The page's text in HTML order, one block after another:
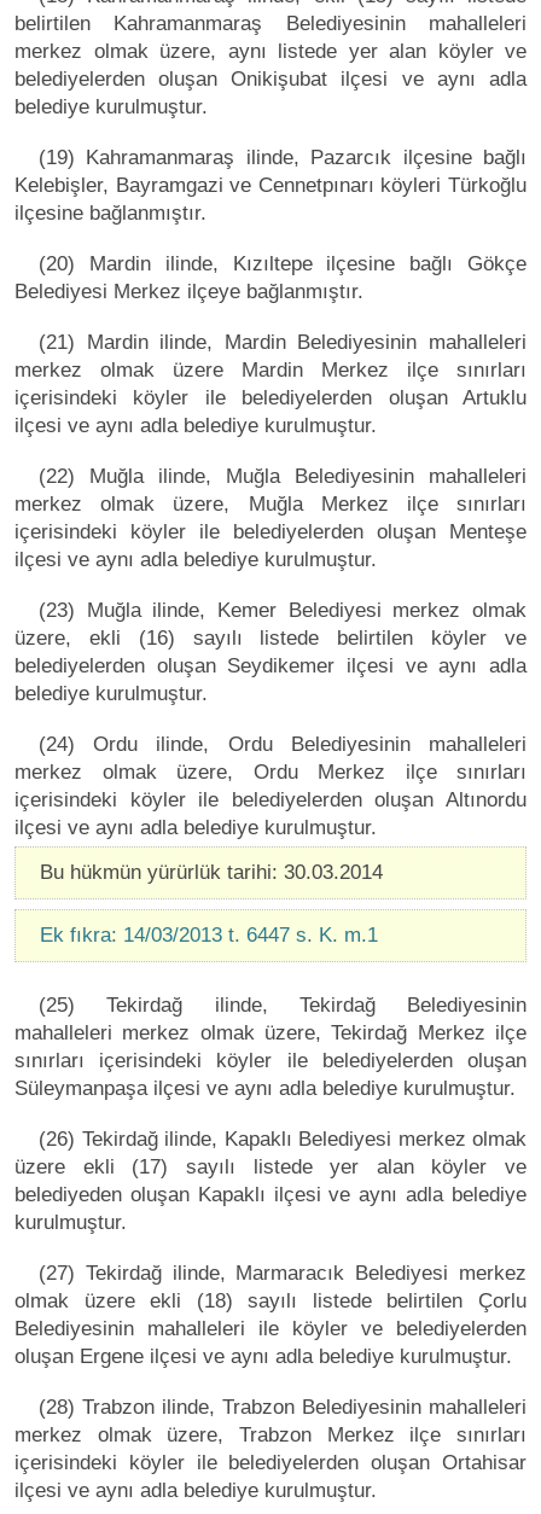
belirtilen Kahramanmaraş Belediyesinin mahalleleri
merkez olmak üzere, aynı listede yer alan köyler ve
belediyelerden oluşan Onikişubat ilçesi ve aynı adla
belediye kurulmuştur.
(19) Kahramanmaraş ilinde, Pazarcık ilçesine bağlı
Kelebişler, Bayramgazi ve Cennetpınarı köyleri Türkoğlu
ilçesine bağlanmıştır.
(20) Mardin ilinde, Kızıltepe ilçesine bağlı Gökçe
Belediyesi Merkez ilçeye bağlanmıştır.
(21) Mardin ilinde, Mardin Belediyesinin mahalleleri
merkez olmak üzere Mardin Merkez ilçe sınırları
içerisindeki köyler ile belediyelerden oluşan Artuklu
ilçesi ve aynı adla belediye kurulmuştur.
(22) Muğla ilinde, Muğla Belediyesinin mahalleleri
merkez olmak üzere, Muğla Merkez ilçe sınırları
içerisindeki köyler ile belediyelerden oluşan Menteşe
ilçesi ve aynı adla belediye kurulmuştur.
(23) Muğla ilinde, Kemer Belediyesi merkez olmak
üzere, ekli (16) sayılı listede belirtilen köyler ve
belediyelerden oluşan Seydikemer ilçesi ve aynı adla
belediye kurulmuştur.
(24) Ordu ilinde, Ordu Belediyesinin mahalleleri
merkez olmak üzere, Ordu Merkez ilçe sınırları
içerisindeki köyler ile belediyelerden oluşan Altınordu
ilçesi ve aynı adla belediye kurulmuştur.
Bu hükmün yürürlük tarihi: 30.03.2014
Ek fıkra: 14/03/2013 t. 6447 s. K. m.1
(25) Tekirdağ ilinde, Tekirdağ Belediyesinin
mahalleleri merkez olmak üzere, Tekirdağ Merkez ilçe
sınırları içerisindeki köyler ile belediyelerden oluşan
Süleymanpaşa ilçesi ve aynı adla belediye kurulmuştur.
(26) Tekirdağ ilinde, Kapaklı Belediyesi merkez olmak
üzere ekli (17) sayılı listede yer alan köyler ve
belediyeden oluşan Kapaklı ilçesi ve aynı adla belediye
kurulmuştur.
(27) Tekirdağ ilinde, Marmaracık Belediyesi merkez
olmak üzere ekli (18) sayılı listede belirtilen Çorlu
Belediyesinin mahalleleri ile köyler ve belediyelerden
oluşan Ergene ilçesi ve aynı adla belediye kurulmuştur.
(28) Trabzon ilinde, Trabzon Belediyesinin mahalleleri
merkez olmak üzere, Trabzon Merkez ilçe sınırları
içerisindeki köyler ile belediyelerden oluşan Ortahisar
ilçesi ve aynı adla belediye kurulmuştur.